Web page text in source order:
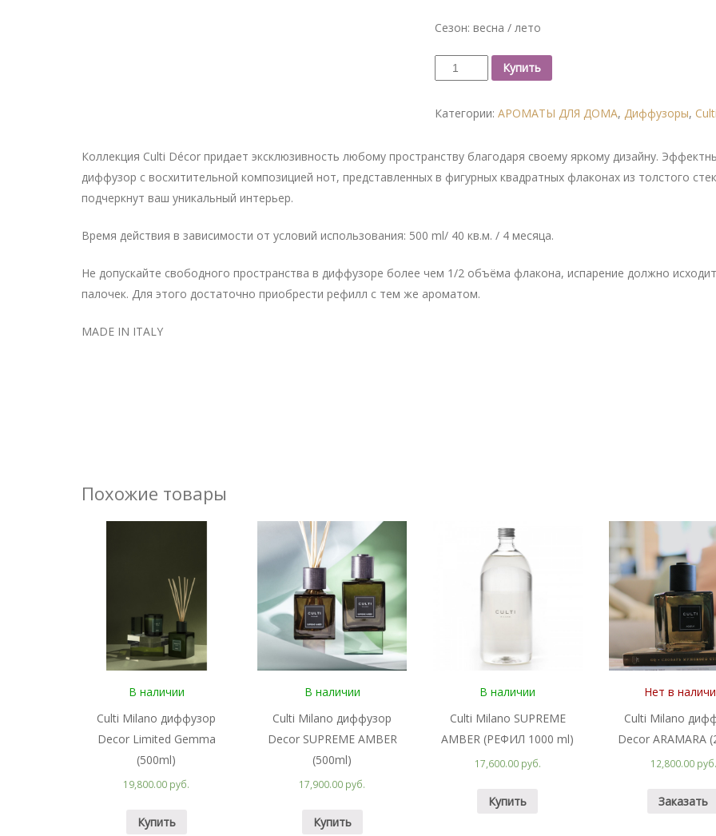
Сезон: весна / лето
Купить
Категории:АРОМАТЫ ДЛЯ ДОМА,Диффузоры, Culti
Коллекция Culti Décor придает эксклюзивность любому пространству благодаря своему яркому дизайну.
диффузор с восхитительной композицией нот, представленных в фигурных квадратных флаконах из толстого
подчеркнут ваш уникальный интерьер.
Время действия в зависимости от условий использования: 500 ml/ 40 кв.м. / 4 месяца.
Не допускайте свободного пространства в диффузоре более чем 1/2 объёма флакона, испарение должно
палочек. Для этого достаточно приобрести рефилл с тем же ароматом.
MADE IN ITALY
Похожие товары
В наличии
Culti Milano диффузор
Decor Limited Gemma
(500ml)
19,800.00 руб.
Купить
В наличии
Culti Milano диффузор
Decor SUPREME AMBER
(500ml)
17,900.00 руб.
Купить
В наличии
Culti Milano SUPREME
AMBER (РЕФИЛ 1000 ml)
17,600.00 руб.
Купить
Нет в
Culti Milano
Decor ARAMARA
12,800.00 руб.
Заказать